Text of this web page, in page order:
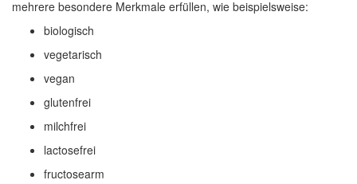
mehrere besondere Merkmale erfüllen, wie beispielsweise:
biologisch
vegetarisch
vegan
glutenfrei
milchfrei
lactosefrei
fructosearm